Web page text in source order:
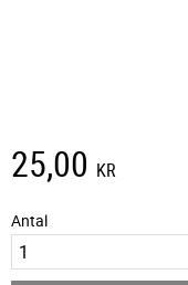
25,00 KR
Antal